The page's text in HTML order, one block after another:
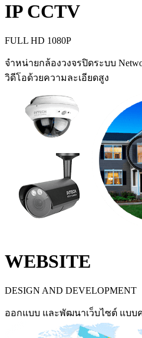
IP CCTV
FULL HD 1080P
จำหน่ายกล้องวงจรปิดระบบ
วิดีโอด้วยความละเอียดสูง
WEBSITE
DESIGN AND DEVELOPMENT
ออกแบบ และพัฒนาเว็บไซต์ แบบ